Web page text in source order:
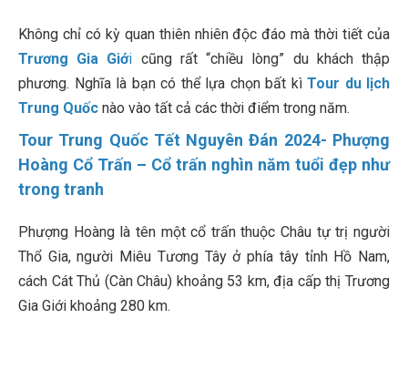
Không chỉ có kỳ quan thiên nhiên độc đáo mà thời tiết của
Trương Gia Giới cũng rất “chiều lòng” du khách thập
phương. Nghĩa là bạn có thể lựa chọn bất kì Tour du lịch
Trung Quốc nào vào tất cả các thời điểm trong năm.
Tour Trung Quốc Tết Nguyên Đán 2024- Phượng
Hoàng Cổ Trấn – Cổ trấn nghìn năm tuổi đẹp như
trong tranh
Phượng Hoàng là tên một cổ trấn thuộc Châu tự trị người
Thổ Gia, người Miêu Tương Tây ở phía tây tỉnh Hồ Nam,
cách Cát Thủ (Càn Châu) khoảng 53 km, địa cấp thị Trương
Gia Giới khoảng 280 km.